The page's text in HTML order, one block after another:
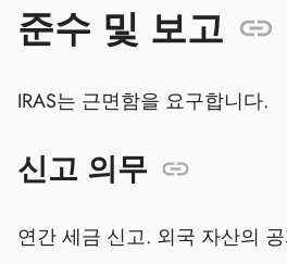
준수 및 보고
IRAS는 근면함을 요구합니다.
신고 의무
연간 세금 신고. 외국 자산의